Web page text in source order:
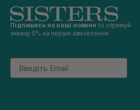
Підпишись на наші новини та отримуй
знижку 5% на перше замовлення
Email